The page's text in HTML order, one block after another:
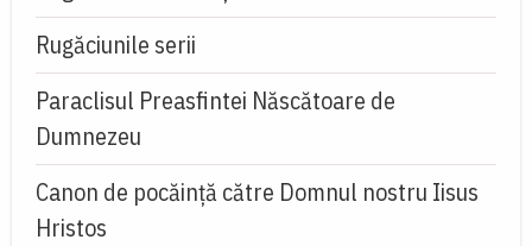
Rugăciunile serii
Paraclisul Preasfintei Născătoare de
Dumnezeu
Canon de pocăință către Domnul nostru Iisus
Hristos